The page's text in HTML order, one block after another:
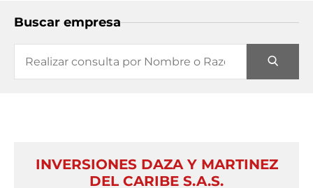
Buscar empresa
INVERSIONES DAZA Y MARTINEZ
DEL CARIBE S.A.S.